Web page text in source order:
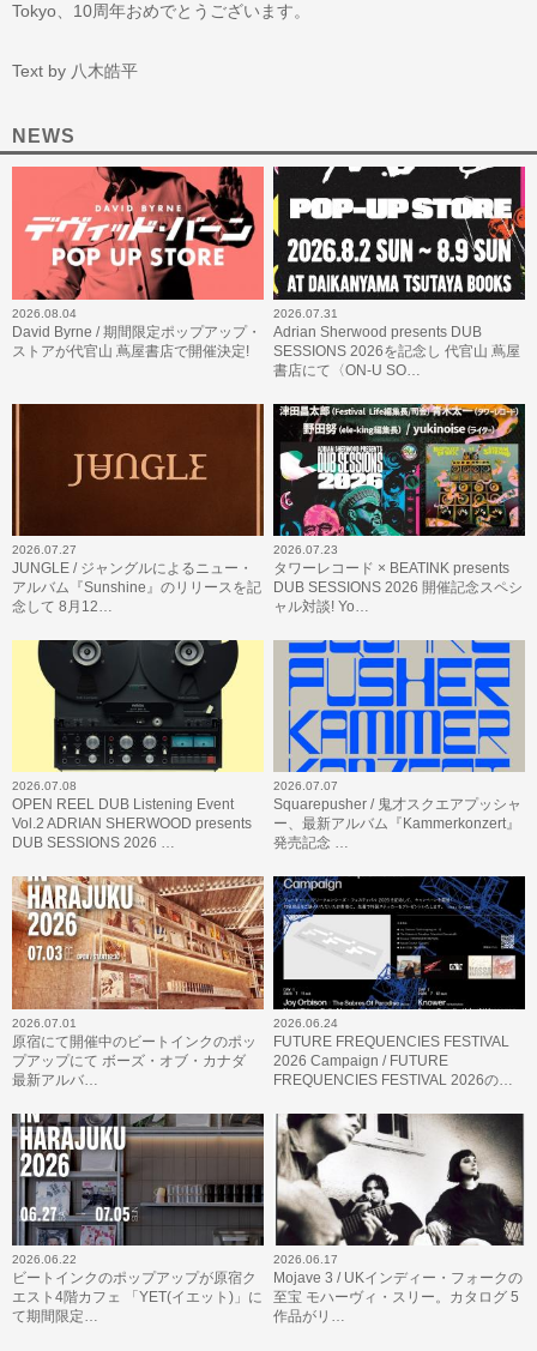
Tokyo、10周年おめでとうございます。
Text by 八木皓平
NEWS
2026.08.04
David Byrne / 期間限定ポップアップ・
ストアが代官山 蔦屋書店で開催決定!
2026.07.31
Adrian Sherwood presents DUB
SESSIONS 2026を記念し 代官山 蔦屋
書店にて〈ON-U SO…
2026.07.27
JUNGLE / ジャングルによるニュー・
アルバム『Sunshine』のリリースを記
念して 8月12…
2026.07.23
タワーレコード × BEATINK presents
DUB SESSIONS 2026 開催記念スペシ
ャル対談! Yo…
2026.07.08
OPEN REEL DUB Listening Event
Vol.2 ADRIAN SHERWOOD presents
DUB SESSIONS 2026 …
2026.07.07
Squarepusher / 鬼才スクエアプッシャ
ー、最新アルバム『Kammerkonzert』
発売記念 …
2026.07.01
原宿にて開催中のビートインクのポッ
プアップにて ボーズ・オブ・カナダ
最新アルバ…
2026.06.24
FUTURE FREQUENCIES FESTIVAL
2026 Campaign / FUTURE
FREQUENCIES FESTIVAL 2026の…
2026.06.22
ビートインクのポップアップが原宿ク
エスト4階カフェ 「YET(イエット)」に
て期間限定…
2026.06.17
Mojave 3 / UKインディー・フォークの
至宝 モハーヴィ・スリー。カタログ 5
作品がリ…